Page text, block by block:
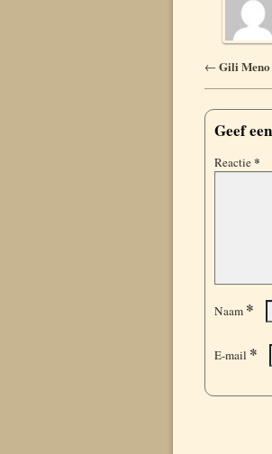
← Gili Meno
Geef
Reactie*
Naam *
E-mail *